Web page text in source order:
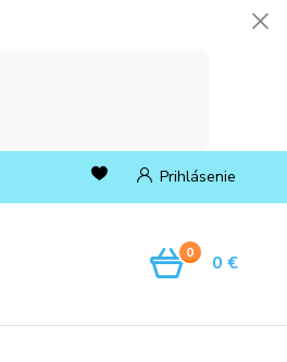
Prihlásenie
0 0 €